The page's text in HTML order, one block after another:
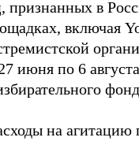
признанных в
включая
июня по 6
на агитацию